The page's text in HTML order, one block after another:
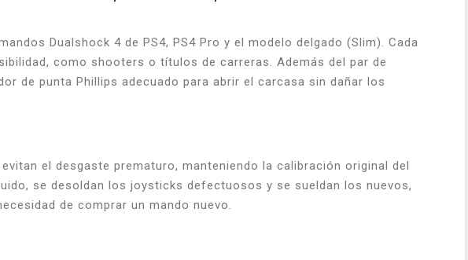
Dualshock 4 de PS4, PS4 Pro y el modelo delgado (Slim). Cada
como shooters o títulos de carreras. Además del par de
de punta Phillips adecuado para abrir el carcasa sin dañar los
el desgaste prematuro, manteniendo la calibración original del
se desoldan los joysticks defectuosos y se sueldan los nuevos,
de comprar un mando nuevo.